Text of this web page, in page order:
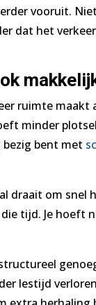
vooruit.
dat het
ruimte maakt
minder
bent met
draait om snel
tijd. Je hoeft
lestijd